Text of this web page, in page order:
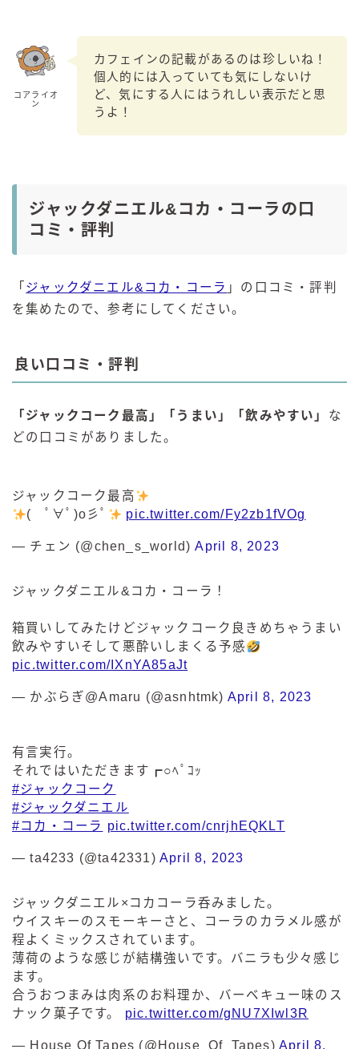
コアライオ
ン
カフェインの記載があるのは珍しいね！
個人的には入っていても気にしないけ
ど、気にする人にはうれしい表示だと思
うよ！
ジャックダニエル&コカ・コーラの口
コミ・評判
「 ジャックダニエル&コカ・コーラ 」の口コミ・評判
を集めたので、参考にしてください。
良い口コミ・評判
「ジャックコーク最高」「うまい」「飲みやすい」 な
どの口コミがありました。
ジャックコーク最高
( ﾟ∀ﾟ)o彡ﾟ
pic.twitter.com/Fy2zb1fVOg
— チェン (@chen_s_world)April 8, 2023
ジャックダニエル&コカ・コーラ！
箱買いしてみたけどジャックコーク良きめちゃうまい
飲みやすいそして悪酔いしまくる予感
pic.twitter.com/IXnYA85aJt
— かぶらぎ@Amaru (@asnhtmk) April 8, 2023
有言実行。
それではいただきます┏○ﾍﾟｺｯ
#ジャックコーク
#ジャックダニエル
#コカ・コーラ pic.twitter.com/cnrjhEQKLT
— ta4233 (@ta42331) April 8, 2023
ジャックダニエル×コカコーラ呑みました。
ウイスキーのスモーキーさと、コーラのカラメル感が
程よくミックスされています。
薄荷のような感じが結構強いです。バニラも少々感じ
ます。
合うおつまみは肉系のお料理か、バーベキュー味のス
ナック菓子です。 pic.twitter.com/gNU7XIwl3R
— House Of Tapes (@House_Of_Tapes)April 8,
缶チューハイの売れ筋ランキングはこちら